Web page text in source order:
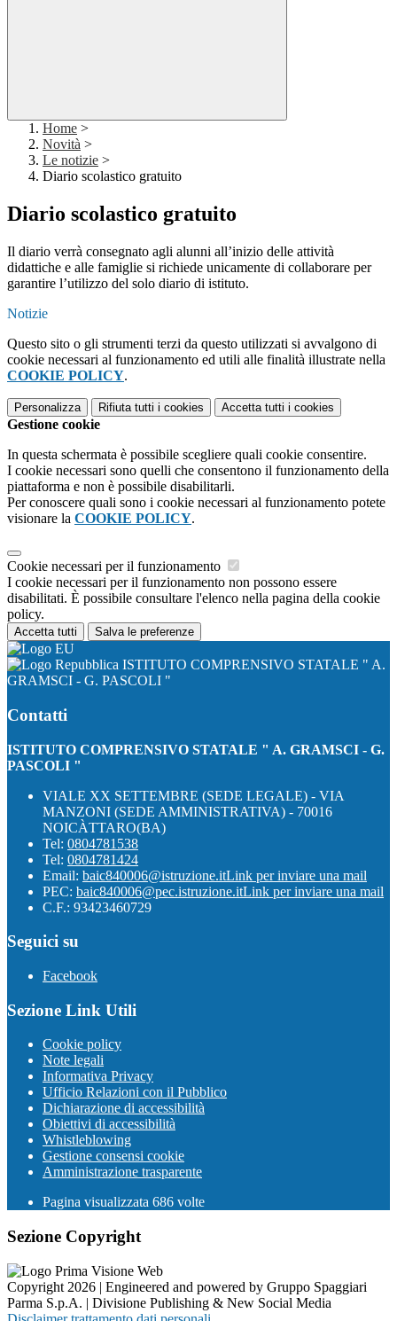
Home >
Novità >
Le notizie >
Diario scolastico gratuito
Diario scolastico gratuito
Il diario verrà consegnato agli alunni all’inizio delle attività
didattiche e alle famiglie si richiede unicamente di collaborare per
garantire l’utilizzo del solo diario di istituto.
Notizie
Questo sito o gli strumenti terzi da questo utilizzati si avvalgono di
cookie necessari al funzionamento ed utili alle finalità illustrate nella
COOKIE POLICY.
Personalizza Rifiuta tutti i cookies Accetta tutti i cookies
Gestione cookie
In questa schermata è possibile scegliere quali cookie consentire.
I cookie necessari sono quelli che consentono il funzionamento della
piattaforma e non è possibile disabilitarli.
Per conoscere quali sono i cookie necessari al funzionamento potete
visionare la COOKIE POLICY.
Cookie necessari per il funzionamento
I cookie necessari per il funzionamento non possono essere
disabilitati. È possibile consultare l'elenco nella pagina della cookie
policy.
Accetta tutti Salva le preferenze
ISTITUTO COMPRENSIVO STATALE " A.
GRAMSCI - G. PASCOLI "
Contatti
ISTITUTO COMPRENSIVO STATALE " A. GRAMSCI - G.
PASCOLI "
VIALE XX SETTEMBRE (SEDE LEGALE) - VIA
MANZONI (SEDE AMMINISTRATIVA) - 70016
NOICÀTTARO(BA)
Tel: 0804781538
Tel: 0804781424
Email: baic840006@istruzione.itLink per inviare una mail
PEC: baic840006@pec.istruzione.itLink per inviare una mail
C.F.: 93423460729
Seguici su
Facebook
Sezione Link Utili
Cookie policy
Note legali
Informativa Privacy
Ufficio Relazioni con il Pubblico
Dichiarazione di accessibilità
Obiettivi di accessibilità
Whistleblowing
Gestione consensi cookie
Amministrazione trasparente
Pagina visualizzata 686 volte
Sezione Copyright
Copyright 2026 | Engineered and powered by Gruppo Spaggiari
Parma S.p.A. | Divisione Publishing & New Social Media